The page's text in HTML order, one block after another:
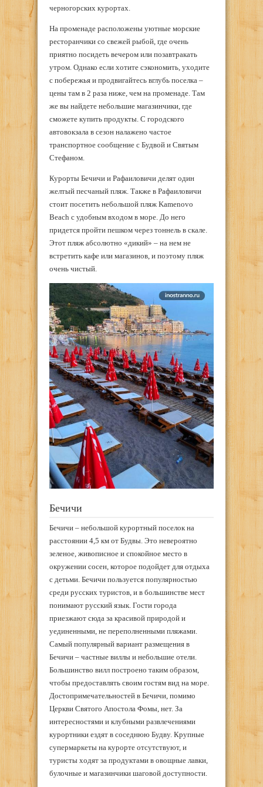
черногорских курортах.
На променаде расположены уютные морские
ресторанчики со свежей рыбой, где очень
приятно посидеть вечером или позавтракать
утром. Однако если хотите сэкономить, уходите
с побережья и продвигайтесь вглубь поселка –
цены там в 2 раза ниже, чем на променаде. Там
же вы найдете небольшие магазинчики, где
сможете купить продукты. С городского
автовокзала в сезон налажено частое
транспортное сообщение с Будвой и Святым
Стефаном.
Курорты Бечичи и Рафаиловичи делят один
желтый песчаный пляж. Также в Рафаиловичи
стоит посетить небольшой пляж Kamenovo
Beach с удобным входом в море. До него
придется пройти пешком через тоннель в скале.
Этот пляж абсолютно «дикий» – на нем не
встретить кафе или магазинов, и поэтому пляж
очень чистый.
Бечичи
Бечичи – небольшой курортный поселок на
расстоянии 4,5 км от Будвы. Это невероятно
зеленое, живописное и спокойное место в
окружении сосен, которое подойдет для отдыха
с детьми. Бечичи пользуется популярностью
среди русских туристов, и в большинстве мест
понимают русский язык. Гости города
приезжают сюда за красивой природой и
уединенными, не переполненными пляжами.
Самый популярный вариант размещения в
Бечичи – частные виллы и небольшие отели.
Большинство вилл построено таким образом,
чтобы предоставлять своим гостям вид на море.
Достопримечательностей в Бечичи, помимо
Церкви Святого Апостола Фомы, нет. За
интересностями и клубными развлечениями
курортники ездят в соседнюю Будву. Крупные
супермаркеты на курорте отсутствуют, и
туристы ходят за продуктами в овощные лавки,
булочные и магазинчики шаговой доступности.